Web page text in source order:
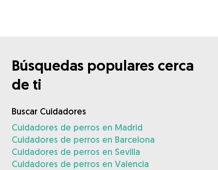
Búsquedas populares cerca
de ti
Buscar Cuidadores
Cuidadores de perros en Madrid
Cuidadores de perros en Barcelona
Cuidadores de perros en Sevilla
Cuidadores de perros en Valencia